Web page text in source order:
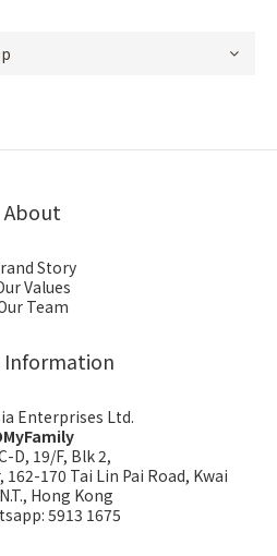
About
Story
Values
Team
Information
Enterprises Ltd.
D, 19/F, Blk 2,
170 Tai Lin Pai Road, Kwai
Hong Kong
5913 1675